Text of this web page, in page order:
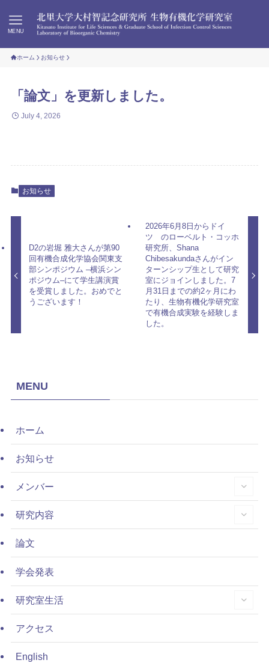
MENU
ホーム お知らせ
「論文」を更新しました。
July 4, 2026
お知らせ
D2の岩堀 雅大さんが第90
回有機合成化学協会関東支
部シンポジウム –横浜シン
ポジウム–にて学生講演賞
を受賞しました。おめでと
うございます！
2026年6月8日からドイ
ツ のローベルト・コッホ
研究所、Shana
Chibesakundaさんがイン
ターンシップ生として研究
室にジョインしました。7
月31日までの約2ヶ月にわ
たり、生物有機化学研究室
で有機合成実験を経験しま
した。
MENU
ホーム
お知らせ
メンバー
研究内容
論文
学会発表
研究室生活
アクセス
English